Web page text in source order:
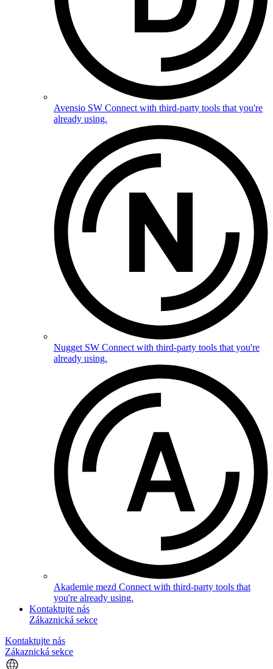
Avensio SW Connect with third-party tools that you're
already using.
Nugget SW Connect with third-party tools that you're
already using.
Akademie mezd Connect with third-party tools that
you're already using.
Kontaktujte nás
Zákaznická sekce
Kontaktujte nás
Zákaznická sekce